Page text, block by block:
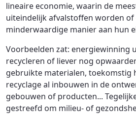
lineaire economie, waarin de
uiteindelijk afvalstoffen worden of
minderwaardige manier aan hun
Voorbeelden zat: energiewinning
recycleren of liever nog
gebruikte materialen, toekomstig
recyclage al inbouwen in de
gebouwen of producten...
gestreefd om milieu- of